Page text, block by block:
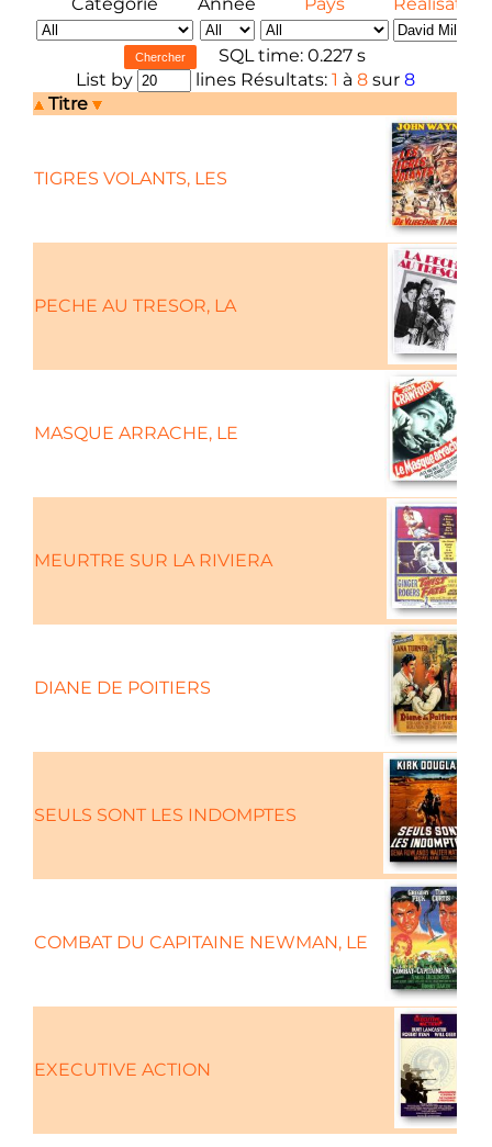
SQL time: 0.227 s
List by
lines Résultats: 1 à 8sur 8
Titre
TIGRES VOLANTS, LES
PECHE AU TRESOR, LA
MASQUE ARRACHE, LE
MEURTRE SUR LA RIVIERA
DIANE DE POITIERS
SEULS SONT LES INDOMPTES
COMBAT DU CAPITAINE NEWMAN, LE
EXECUTIVE ACTION